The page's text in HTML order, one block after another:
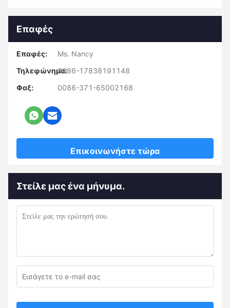
Επαφές
Επαφές:
Ms. Nancy
Τηλεφώνημα:0086-17838191148
Φαξ:
0086-371-65002168
Επικοινωνήστε τώρα
Στείλε μας ένα μήνυμα.